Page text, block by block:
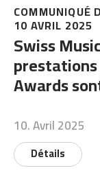
COMMUNIQUÉ
10 AVRIL 2025
Swiss
Awards
10. Avril 2025
Détails